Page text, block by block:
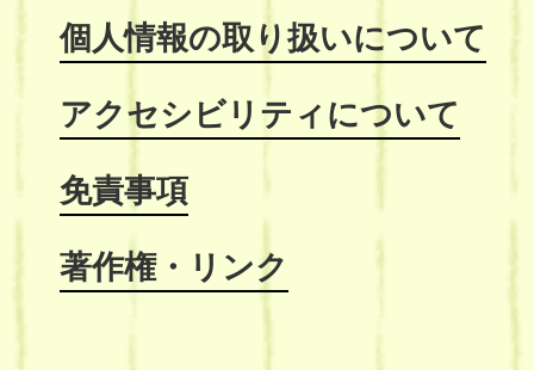
個人情報の取り扱いについて
アクセシビリティについて
免責事項
著作権・リンク